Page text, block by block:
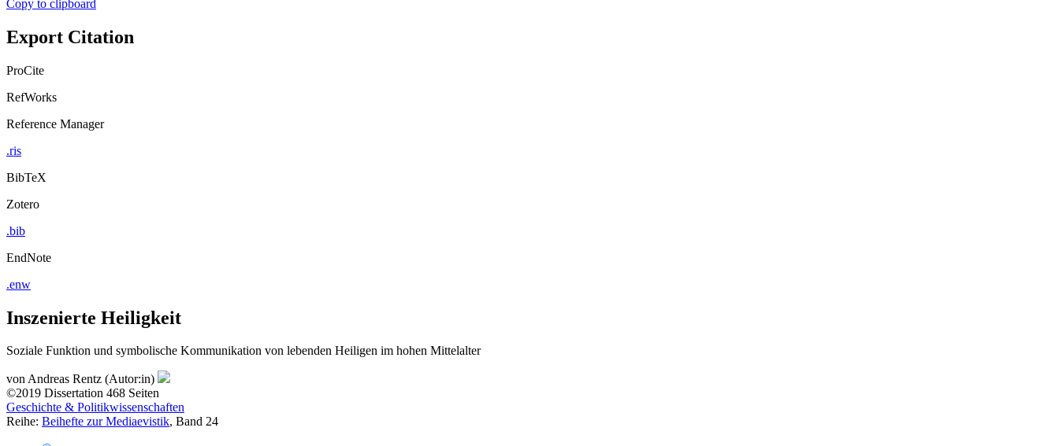
Copy to clipboard
Export Citation
ProCite
RefWorks
Reference Manager
.ris
BibTeX
Zotero
.bib
EndNote
.enw
Inszenierte Heiligkeit
Soziale Funktion und symbolische Kommunikation von lebenden Heiligen im hohen Mittelalter
vonAndreas Rentz (Autor:in)
©2019 Dissertation 468 Seiten
Geschichte & Politikwissenschaften
Reihe: Beihefte zur Mediaevistik, Band 24